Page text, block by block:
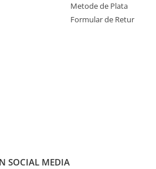
Metode de Plata
Formular de Retur
SOCIAL MEDIA